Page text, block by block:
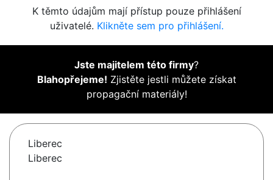
K těmto údajům mají přístup pouze přihlášení
uživatelé. Klikněte sem pro přihlášení.
Jste majitelem této firmy?
Blahopřejeme! Zjistěte jestli můžete získat
propagační materiály!
Liberec
Liberec